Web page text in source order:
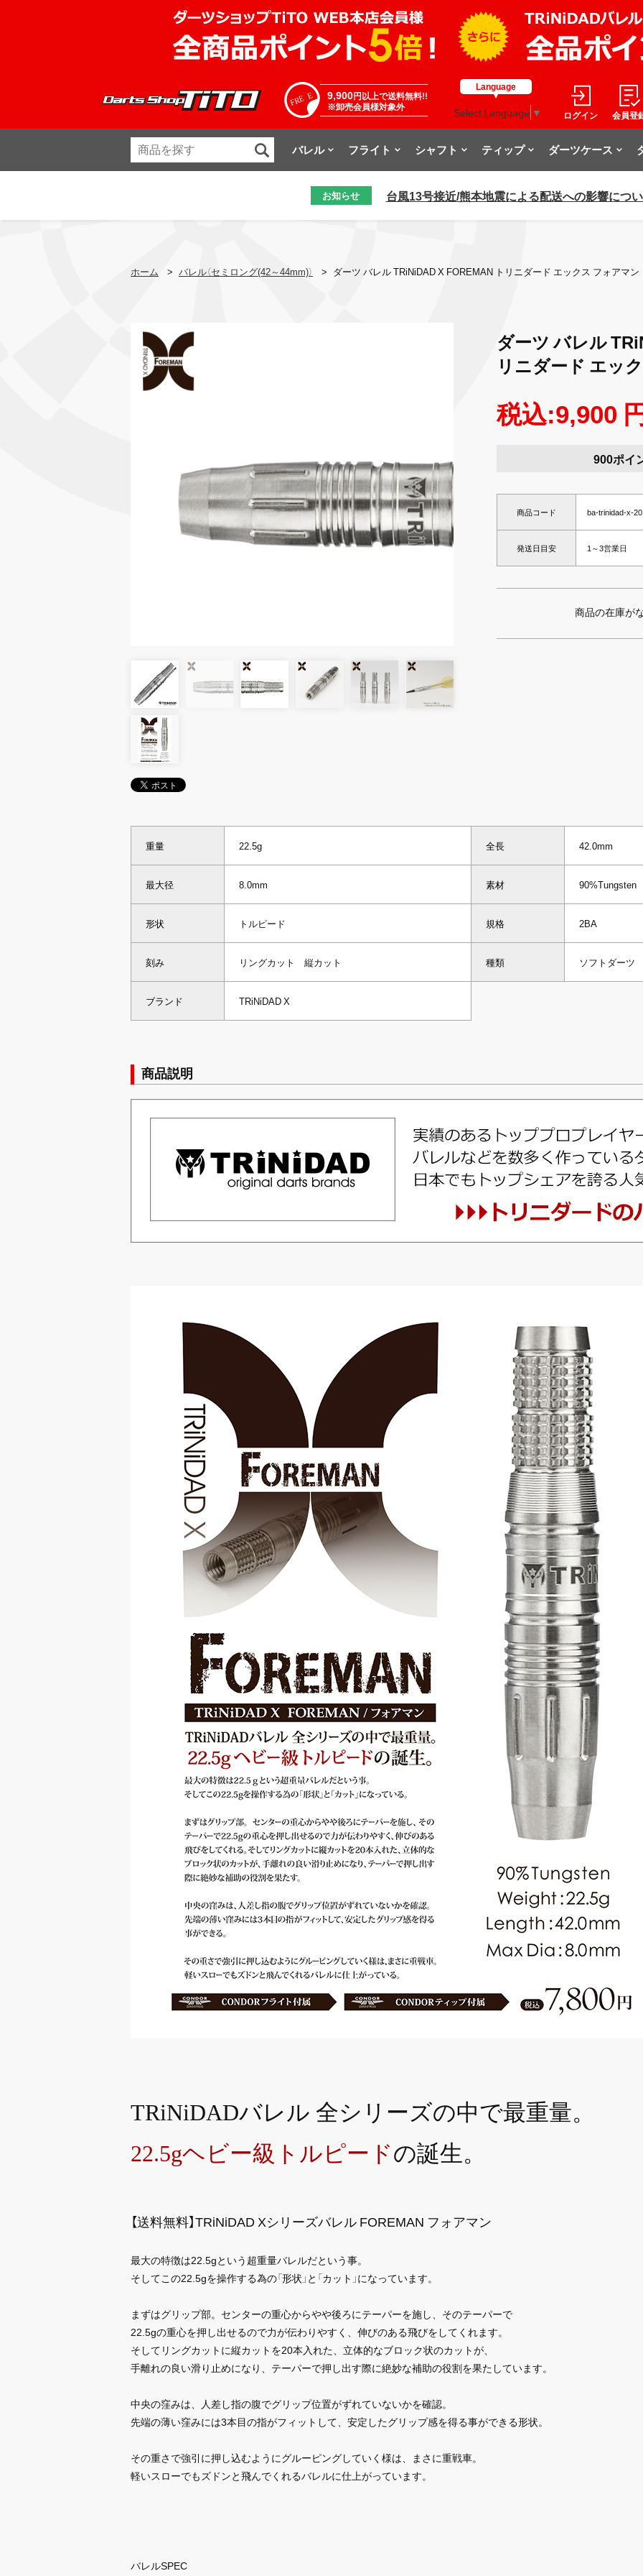
9,900円以上で送料無料!!
※卸売会員様対象外
Language
Select Language ▼ ログイン 会員登
バレル フライト シャフト ティップ ダーツケース
お知らせ 台風13号接近/熊本地震による配送への影響につ
ホーム > バレル（セミロング(42～44mm)） > ダーツ バレル TRiNiDAD X FOREMAN トリニダード エックス フォアマン
ダーツ バレル
リニダード エッ
税込:9,900
900ポイ
商品コード ba-trinidad-x-
発送日目安 1～3営業日
商品の在庫が
重量 22.5g
最大径 8.0mm
形状 トルピード
刻み リングカット 縦カット
ブランド TRiNiDAD X
全長 42.0mm
素材 90%Tungsten
規格 2BA
種類 ソフトダーツ
商品説明
TRiNiDADバレル 全シリーズの中で最重量。
22.5gヘビー級トルピードの誕生。
【送料無料】TRiNiDAD Xシリーズバレル FOREMAN フォアマン
最大の特徴は22.5gという超重量バレルだという事。
そしてこの22.5gを操作する為の「形状」と「カット」になっています。
まずはグリップ部。センターの重心からやや後ろにテーパーを施し、そのテーパーで
22.5gの重心を押し出せるので力が伝わりやすく、伸びのある飛びをしてくれます。
そしてリングカットに縦カットを20本入れた、立体的なブロック状のカットが、
手離れの良い滑り止めになり、テーパーで押し出す際に絶妙な補助の役割を果たしています。
中央の窪みは、人差し指の腹でグリップ位置がずれていないかを確認。
先端の薄い窪みには3本目の指がフィットして、安定したグリップ感を得る事ができる形状。
その重さで強引に押し込むようにグルーピングしていく様は、まさに重戦車。
軽いスローでもズドンと飛んでくれるバレルに仕上がっています。
バレルSPEC